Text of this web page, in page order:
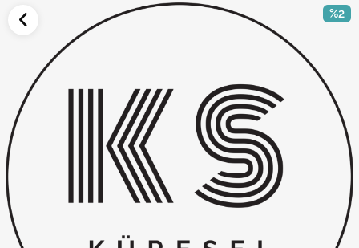
Elektrikli Aksamlar
Elektrikli Süpürge
Fan
Fırın, Ocak ve Aspiratör
%2